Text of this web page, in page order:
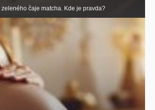
zeleného čaje matcha. Kde je pravda?